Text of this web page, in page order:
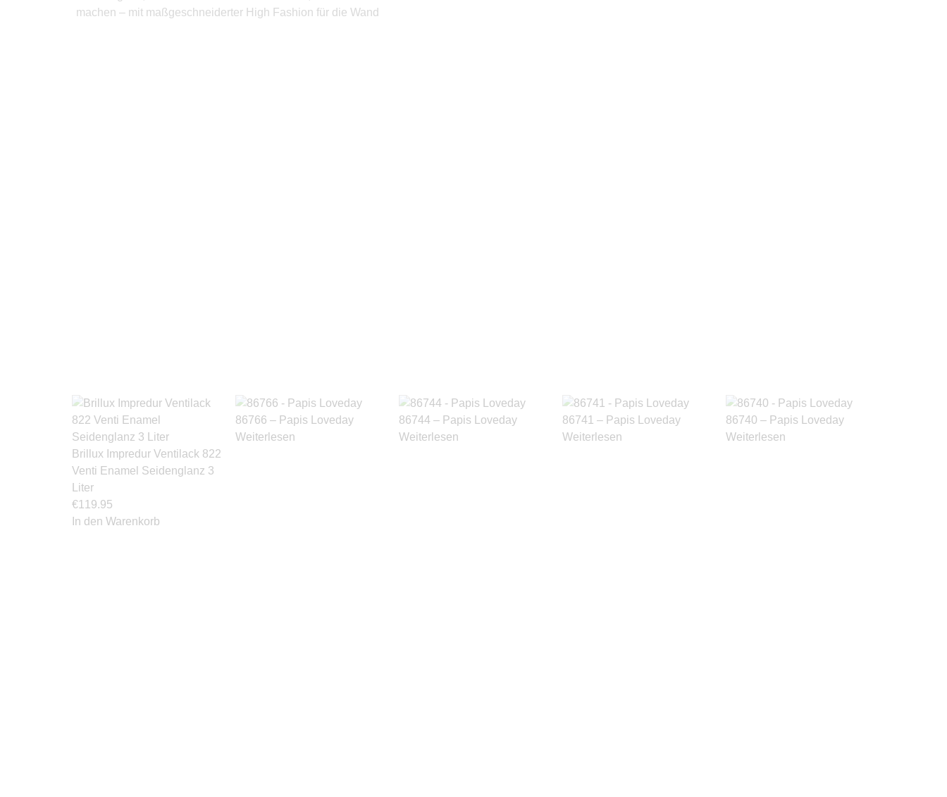
machen – mit maßgeschneiderter High Fashion für die Wand
Brillux Impredur Ventilack 822
Venti Enamel Seidenglanz 3
Liter
€119.95
In den Warenkorb
86766 – Papis Loveday
Weiterlesen
86744 – Papis Loveday
Weiterlesen
86741 – Papis Loveday
Weiterlesen
86740 – Papis Loveday
Weiterlesen